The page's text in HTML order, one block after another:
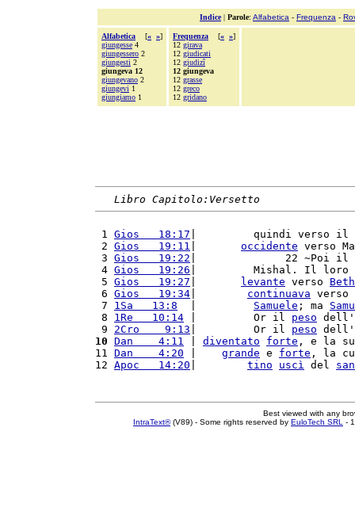
Indice| Parole: Alfabetica - Frequenza -
Alfabetica [« »]
giungesse 4
giungessero 2
giungesti 2
giungeva 12
giungevano 2
giungevi 1
giungiamo 1
Frequenza [« »]
12 girava
12 giudicati
12 giudizî
12 giungeva
12 grasse
12 greco
12 gridano
Libro Capitolo:Versetto
1 Gios   18:17 |         quindi verso il
2 Gios   19:11 occidente verso
3 Gios   19:22 |              22 ~Poi il
4 Gios   19:26 |         Mishal. Il loro
5 Gios   19:27 levante verso
6 Gios   19:34 continuava verso
7 1Sa   13:8 Samuele ; ma
8 1Re   10:14 |         Or il peso dell'
9 2Cro    9:13 |         Or il peso dell'
10 Dan    4:11 diventato forte , e la
11 Dan    4:20 grande e forte , la
12 Apoc   14:20 tino uscì del
Best viewed with any
IntraText®(V89) - Some rights reserved by EuloTech SRL -